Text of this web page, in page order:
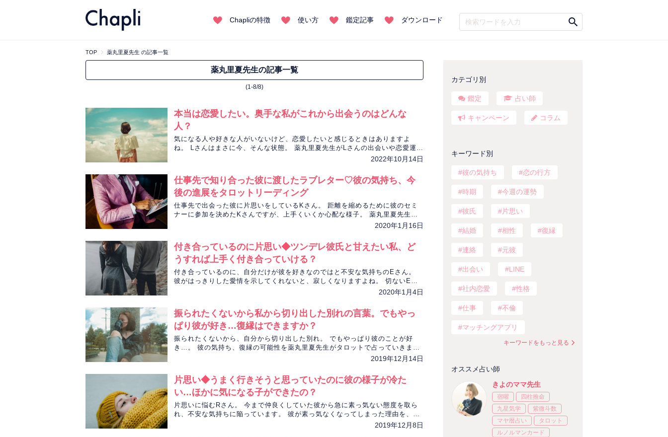
Chapliの特徴 使い方 鑑定記事 ダウンロード
TOP 薬丸里夏先生 の記事一覧
薬丸里夏先生の記事一覧
(1-8/8)
本当は恋愛したい。奥手な私がこれから出会うのはどんな
人？
気になる人や好きな人がいないけど、恋愛したいと感じるときはありますよ
ね。 Lさんはまさに今、そんな状態。 薬丸里夏先生がLさんの出会いや恋愛運、
2022年10月14日
仕事先で知り合った彼に渡したラブレター♡彼の気持ち、今
後の進展をタロットリーディング
仕事先で出会った彼に片思いをしているKさん。 距離を縮めるために彼のセミ
ナーに参加を決めたKさんですが、上手くいくか心配な様子。 薬丸里夏先生が
2020年1月16日
付き合っているのに片思い◆ツンデレ彼氏と甘えたい私、ど
うすれば上手く付き合っていける？
付き合っているのに、自分だけが彼を好きなのではと不安な気持ちのEさん。
彼がはっきりした愛情を示してくれないと、寂しくなりますよね。 切ないEさ
んの気持ちが少しでも軽くなるように、2人の相性、恋の行方を薬丸里夏先生が
2020年1月4日
振られたくないから私から切り出した別れの言葉。でもやっ
ぱり彼が好き…復縁はできますか？
振られたくないから、自分から切り出した別れ。 でもやっぱり彼のことが好
き…。 彼の気持ち、復縁の可能性を薬丸里夏先生がタロットで占っていきま
2019年12月14日
片思い◆うまく行きそうと思っていたのに彼の様子が冷た
い…ほかに気になる子ができたの？
片思いに悩むRさん。 今まで仲良くしていた彼から急に素っ気ない態度を取ら
れ、不安な気持ちに陥っています。 彼が素っ気なくなってしまった理由を、薬
2019年12月8日
カテゴリ別
鑑定 占い師
キャンペーン コラム
キーワード別
彼の気持ち 恋の行方
時期 今週の運勢
彼氏 片思い
結婚 相性 復縁
連絡 元彼
出会い LINE
社内恋愛 性格
仕事 不倫
マッチングアプリ
キーワードをもっと見る
オススメ占い師
きよのママ先生
宿曜
四柱推命
九星気学
紫微斗数
マヤ暦占い
タロット
ルノルマンカード